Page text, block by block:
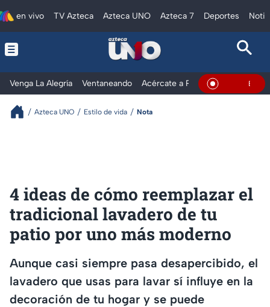
en vivo TV Azteca Azteca UNO Azteca 7 Deportes
Venga La Alegría Ventaneando Acércate a Rocío Al Extremo
En Vivo
Azteca UNO Estilo de vida Nota
4 ideas de cómo reemplazar el
tradicional lavadero de tu
patio por uno más moderno
Aunque casi siempre pasa desapercibido, el
lavadero que usas para lavar sí influye en la
decoración de tu hogar y se puede